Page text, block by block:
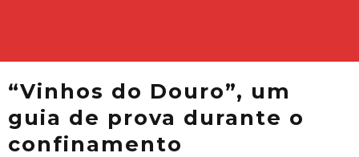
“Vinhos do Douro”, um
guia de prova durante o
confinamento